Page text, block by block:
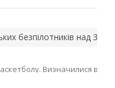
безпілотників над
Визначилися всі